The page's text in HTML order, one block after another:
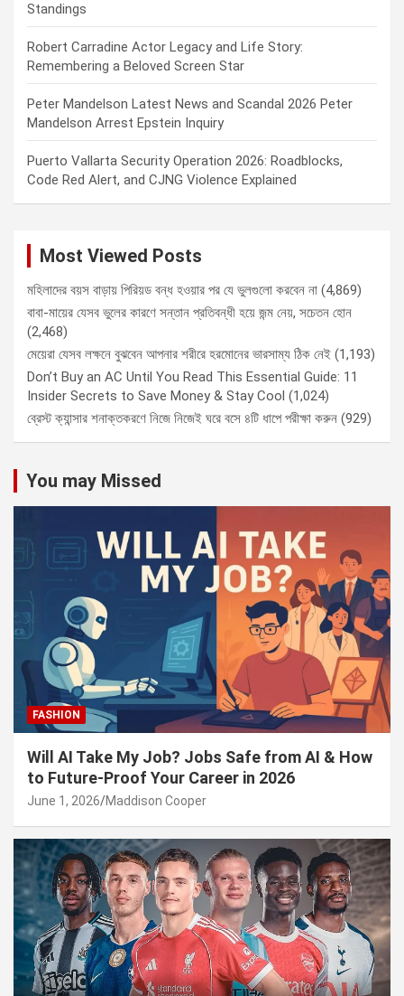
Standings
Robert Carradine Actor Legacy and Life Story:
Remembering a Beloved Screen Star
Peter Mandelson Latest News and Scandal 2026 Peter
Mandelson Arrest Epstein Inquiry
Puerto Vallarta Security Operation 2026: Roadblocks,
Code Red Alert, and CJNG Violence Explained
Most Viewed Posts
মহিলাদের বয়স বাড়ায় পিরিয়ড বন্ধ হওয়ার পর যে ভুলগুলো করবেন না (4,869)
বাবা-মায়ের যেসব ভুলের কারণে সন্তান প্রতিবন্ধী হয়ে জন্ম নেয়, সচেতন হোন
(2,468)
মেয়েরা যেসব লক্ষনে বুঝবেন আপনার শরীরে হরমোনের ভারসাম্য ঠিক নেই (1,193)
Don’t Buy an AC Until You Read This Essential Guide: 11
Insider Secrets to Save Money & Stay Cool (1,024)
ব্রেস্ট ক্যান্সার শনাক্তকরণে নিজে নিজেই ঘরে বসে ৪টি ধাপে পরীক্ষা করুন (929)
You may Missed
FASHION
Will AI Take My Job? Jobs Safe from AI & How
to Future-Proof Your Career in 2026
June 1, 2026 Maddison Cooper